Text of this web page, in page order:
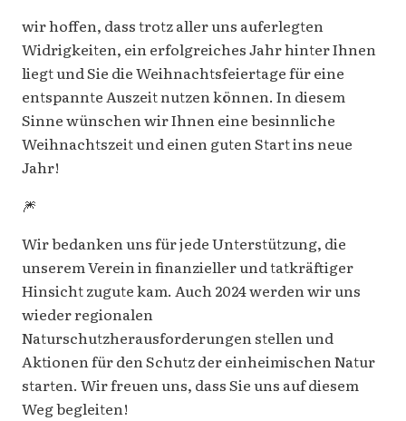
wir hoffen, dass trotz aller uns auferlegten
Widrigkeiten, ein erfolgreiches Jahr hinter Ihnen
liegt und Sie die Weihnachtsfeiertage für eine
entspannte Auszeit nutzen können. In diesem
Sinne wünschen wir Ihnen eine besinnliche
Weihnachtszeit und einen guten Start ins neue
Jahr!
🎆
Wir bedanken uns für jede Unterstützung, die
unserem Verein in finanzieller und tatkräftiger
Hinsicht zugute kam. Auch 2024 werden wir uns
wieder regionalen
Naturschutzherausforderungen stellen und
Aktionen für den Schutz der einheimischen Natur
starten. Wir freuen uns, dass Sie uns auf diesem
Weg begleiten!